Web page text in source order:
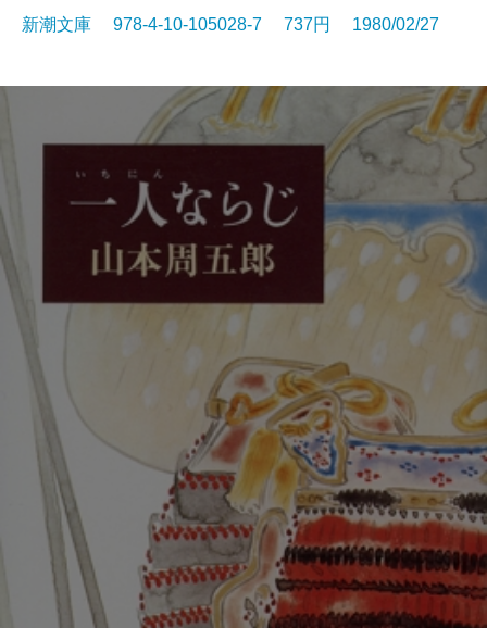
新潮文庫 978-4-10-105028-7 737円 1980/02/27